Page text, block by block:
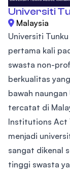
Universiti
Malaysia
Universiti
pertama kali
swasta non-
berkualitas
bawah
tercatat di
Institutions Act
menjadi
sangat dikenal
tinggi swasta